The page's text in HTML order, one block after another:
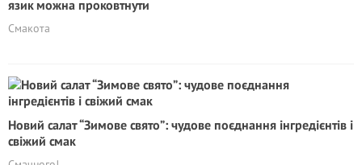
язик можна проковтнути
Смакота
Новий салат “Зимове свято”: чудове поєднання інгредієнтів і
свіжий смак